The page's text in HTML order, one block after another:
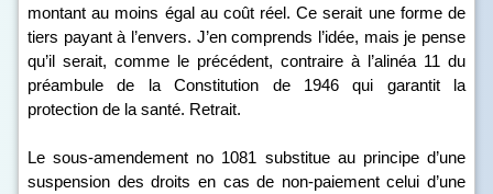
montant au moins égal au coût réel. Ce serait une forme de
tiers payant à l’envers. J’en comprends l’idée, mais je pense
qu’il serait, comme le précédent, contraire à l’alinéa 11 du
préambule de la Constitution de 1946 qui garantit la
protection de la santé. Retrait.
Le sous-amendement no 1081 substitue au principe d’une
suspension des droits en cas de non-paiement celui d’une